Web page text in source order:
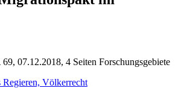
07.12.2018, 4 Seiten Forschungsgebiete
Völkerrecht